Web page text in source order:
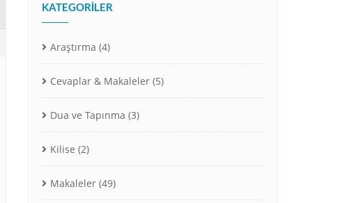
KATEGORILER
Araştırma (4)
Cevaplar & Makaleler (5)
Dua ve Tapınma (3)
Kilise (2)
Makaleler (49)